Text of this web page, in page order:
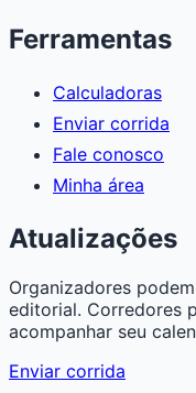
Ferramentas
Calculadoras
Enviar corrida
Fale conosco
Minha área
Atualizações
Organizadores
editorial. Corredores
acompanhar seu
Enviar corrida